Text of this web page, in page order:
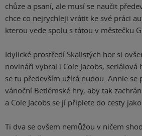
chůze a psaní, ale musí se naučit
chce co nejrychleji vrátit ke své práci
kterou vede spolu s tátou v městečku
Idylické prostředí Skalistých hor si
novináři vybral i Cole Jacobs, seriálová
se tu především užírá nudou. Annie se
vánoční Betlémské hry, aby tak
a Cole Jacobs se jí připlete do cesty
Ti dva se ovšem nemůžou v ničem